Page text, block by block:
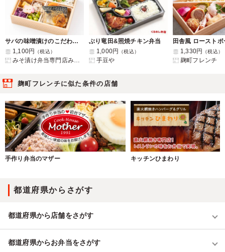
サバの味噌漬けのこだわり弁当
1,100円
（税込）
みそ漬け弁当専門店みそみそ
ぶり竜田&照焼チキン弁当
1,000円
（税込）
手豆や
1,330円 （税込）
麹町フレンチ
麹町フレンチに似た条件の店舗
手作り弁当のマザー キッチンひまわり
都道府県からさがす
都道府県から店舗をさがす
都道府県からお弁当をさがす